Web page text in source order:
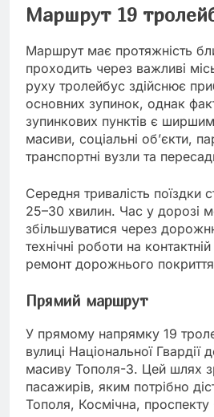
Маршрут 19
Маршрут має протяжність
проходить через важливі
руху тролейбус здійснює
основних зупинок, однак
зупинкових пунктів є
масиви, соціальні об’єкти,
транспортні вузли та
Середня тривалість поїздки
25–30 хвилин. Час у дорозі
збільшуватися через
технічні роботи на
ремонт дорожнього
Прямий маршрут
У прямому напрямку 19
вулиці Національної Гвардії
масиву Тополя-3. Цей шлях
пасажирів, яким потрібно
Тополя, Космічна,